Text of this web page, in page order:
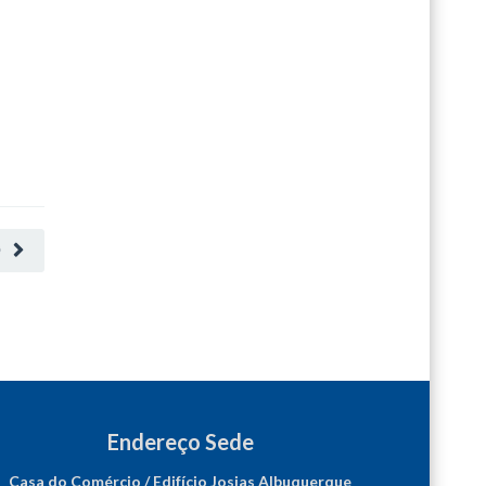
Endereço Sede
Casa do Comércio / Edifício Josias Albuquerque